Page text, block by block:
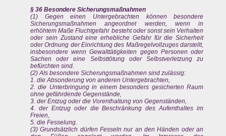
§ 36 Besondere Sicherungsmaßnahmen
(1) Gegen einen Untergebrachten können besondere
Sicherungsmaßnahmen angeordnet werden, wenn in
erhöhtem Maße Fluchtgefahr besteht oder sonst sein Verhalten
oder sein Zustand eine erhebliche Gefahr für die Sicherheit
oder Ordnung der Einrichtung des Maßregelvollzuges darstellt,
insbesondere wenn Gewalttätigkeiten gegen Personen oder
Sachen oder eine Selbsttötung oder Selbstverletzung zu
befürchten sind.
(2) Als besondere Sicherungsmaßnahmen sind zulässig:
1. die Absonderung von anderen Untergebrachten,
2. die Unterbringung in einem besonders gesicherten Raum
ohne gefährdende Gegenstände,
3. der Entzug oder die Vorenthaltung von Gegenständen,
4. der Entzug oder die Beschränkung des Aufenthaltes im
Freien,
5. die Fesselung.
(3) Grundsätzlich dürfen Fesseln nur an den Händen oder an